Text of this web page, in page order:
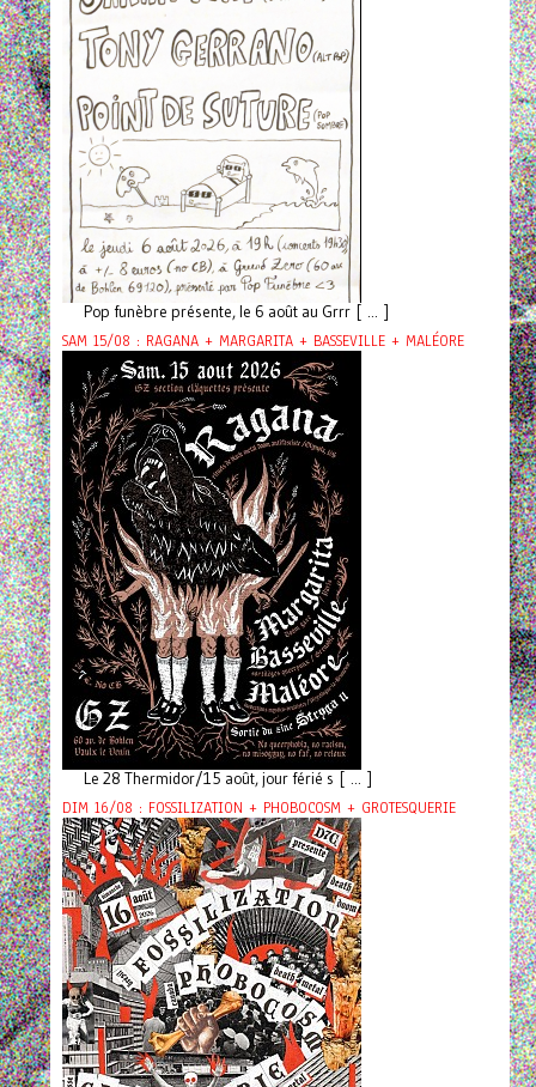
Pop funèbre présente, le 6 août au Grrr [ ... ]
SAM 15/08 : RAGANA + MARGARITA + BASSEVILLE + MALÉORE
Le 28 Thermidor/15 août, jour férié s [ ... ]
DIM 16/08 : FOSSILIZATION + PHOBOCOSM + GROTESQUERIE